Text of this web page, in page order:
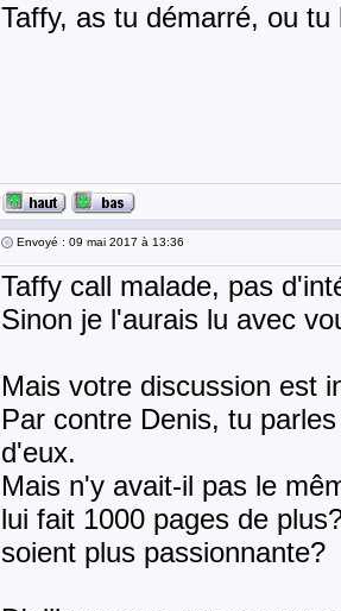
Taffy, as tu démarré, ou
Envoyé : 09 mai 2017 à 13:36
Taffy call malade, pas
Sinon je l'aurais lu avec
Mais votre discussion est
Par contre Denis, tu
d'eux.
Mais n'y avait-il pas le
lui fait 1000 pages de
soient plus passionnante?